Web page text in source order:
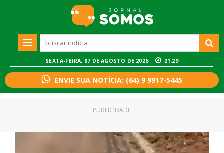
SEXTA-FEIRA, 07 DE AGOSTO DE 2026 21:29
ENVIE SUA NOTÍCIA: (64) 9 9917-5445
PUBLICIDADE